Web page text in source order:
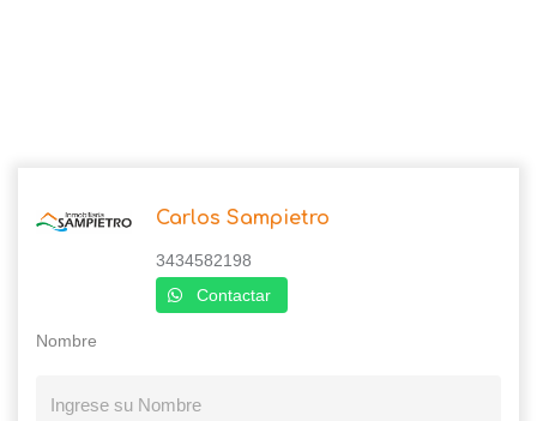
Carlos Sampietro
3434582198
Contactar
Nombre